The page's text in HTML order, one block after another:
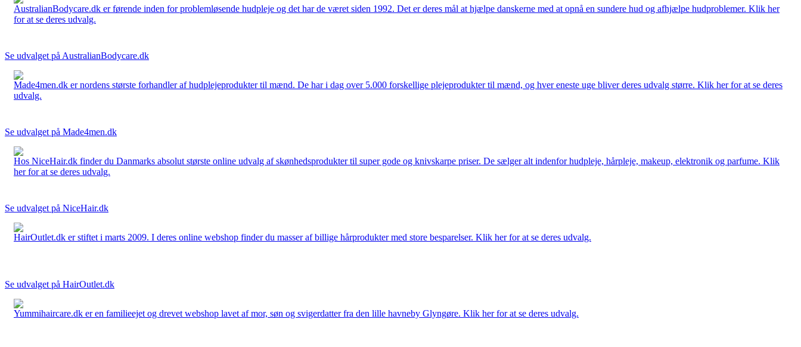
AustralianBodycare.dk er førende inden for problemløsende hudpleje og det har de været siden 1992. Det er deres mål at hjælpe danskerne med at opnå en sundere hud og afhjælpe hudproblemer. Klik her
for at se deres udvalg.
Se udvalget på AustralianBodycare.dk
Made4men.dk er nordens største forhandler af hudplejeprodukter til mænd. De har i dag over 5.000 forskellige plejeprodukter til mænd, og hver eneste uge bliver deres udvalg større. Klik her for at se deres
udvalg.
Se udvalget på Made4men.dk
Hos NiceHair.dk finder du Danmarks absolut største online udvalg af skønhedsprodukter til super gode og knivskarpe priser. De sælger alt indenfor hudpleje, hårpleje, makeup, elektronik og parfume. Klik
her for at se deres udvalg.
Se udvalget på NiceHair.dk
HairOutlet.dk er stiftet i marts 2009. I deres online webshop finder du masser af billige hårprodukter med store besparelser. Klik her for at se deres udvalg.
Se udvalget på HairOutlet.dk
Yummihaircare.dk er en familieejet og drevet webshop lavet af mor, søn og svigerdatter fra den lille havneby Glyngøre. Klik her for at se deres udvalg.